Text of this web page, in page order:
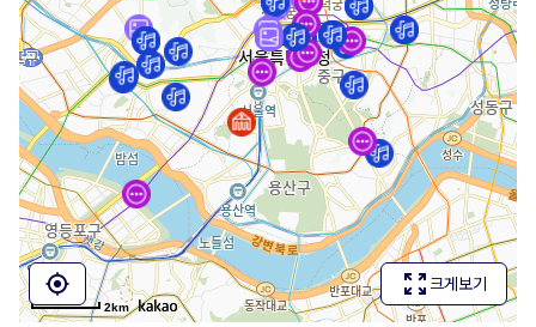
my_location
내
위
zoom_out_map 크게보기
2km